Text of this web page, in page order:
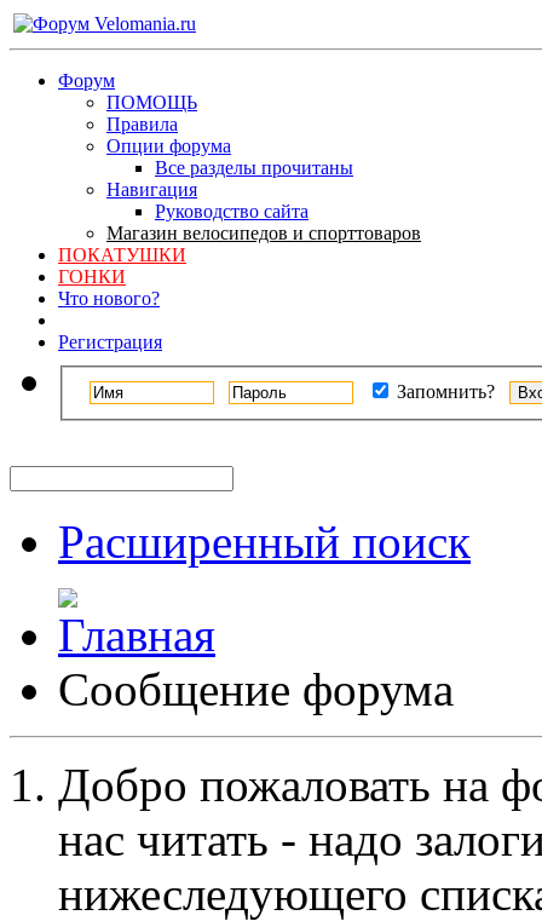
Форум
ПОМОЩЬ
Правила
Опции форума
Все разделы прочитаны
Навигация
Руководство сайта
Магазин велосипедов и спорттоваров
ПОКАТУШКИ
ГОНКИ
Что нового?
Регистрация
Запомнить?
Расширенный поиск
Сообщение форума
Добро пожаловать на
нас читать - надо
нижеследующего